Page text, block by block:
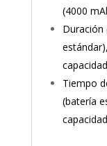
(4000
Duración
Tiempo
(batería